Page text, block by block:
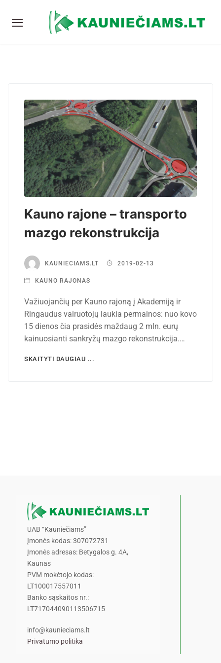
Kauno rajone – transporto
mazgo rekonstrukcija
KAUNIECIAMS.LT 2019-02-13
KAUNO RAJONAS
Važiuojančių per Kauno rajoną į Akademiją ir
Ringaudus vairuotojų laukia permainos: nuo kovo
15 dienos čia prasidės maždaug 2 mln. eurų
kainuosianti sankryžų mazgo rekonstrukcija.…
SKAITYTI DAUGIAU ...
UAB “Kauniečiams”
Įmonės kodas: 307072731
Įmonės adresas: Betygalos g. 4A,
Kaunas
PVM mokėtojo kodas:
LT100017557011
Banko sąskaitos nr.:
LT717044090113506715
info@kaunieciams.lt
Privatumo politika